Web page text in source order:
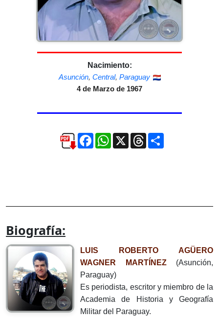
Nacimiento:
Asunción, Central, Paraguay
4 de Marzo de 1967
FacebookWhatsApp
X ThreadsCompartir
Biografía:
LUIS ROBERTO AGÜERO
WAGNER MARTÍNEZ(Asunción,
Paraguay)
Es periodista, escritor y miembro de la
Academia de Historia y Geografía
Militar del Paraguay.